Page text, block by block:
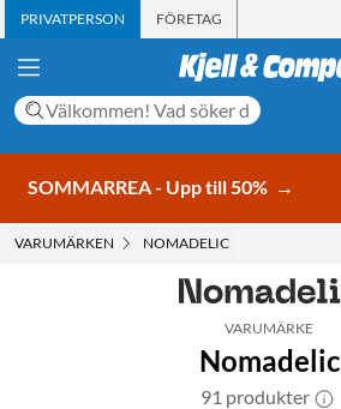
PRIVATPERSON FÖRETAG
SOMMARREA - Upp till 50% →
VARUMÄRKEN NOMADELIC
VARUMÄRKE
Nomadelic
91 produkter